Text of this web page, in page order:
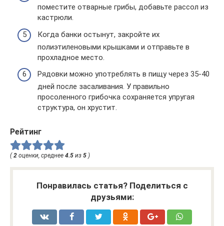
поместите отварные грибы, добавьте рассол из
кастрюли.
Когда банки остынут, закройте их
полиэтиленовыми крышками и отправьте в
прохладное место.
Рядовки можно употреблять в пищу через 35-40
дней после засаливания. У правильно
просоленного грибочка сохраняется упругая
структура, он хрустит.
Рейтинг
( 2 оценки, среднее 4.5 из 5 )
Понравилась статья? Поделиться с
друзьями: